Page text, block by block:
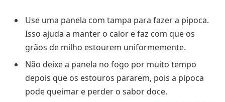
Use uma panela com tampa para fazer a pipoca.
Isso ajuda a manter o calor e faz com que os
grãos de milho estourem uniformemente.
Não deixe a panela no fogo por muito tempo
depois que os estouros pararem, pois a pipoca
pode queimar e perder o sabor doce.